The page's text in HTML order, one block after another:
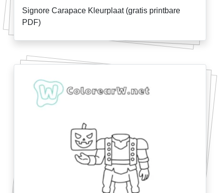
Signore Carapace Kleurplaat (gratis printbare
PDF)